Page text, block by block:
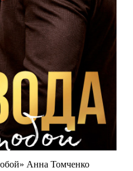
Анна Томченко